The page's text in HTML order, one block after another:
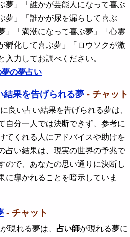
夢」「誰かが芸能人になって喜ぶ
夢」「誰かが尿を漏らして喜ぶ
」「満潮になって喜ぶ夢」「心霊
孵化して喜ぶ夢」「ロウソクが激
入力してお調べください。
夢の夢占い
結果を告げられる夢- チャット
に良い占い結果を告げられる夢は、
自分一人では決断できず、参考に
てくれる人にアドバイスや助けを
占い結果は、現実の世界の予兆で
ので、あなたの思い通りに決断し
に導かれることを暗示していま
- チャット
現れる夢は、 占い師が現れる夢に